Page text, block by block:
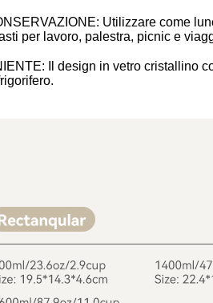
Utilizzare come
per lavoro, palestra, picnic e
Il design in vetro cristallino